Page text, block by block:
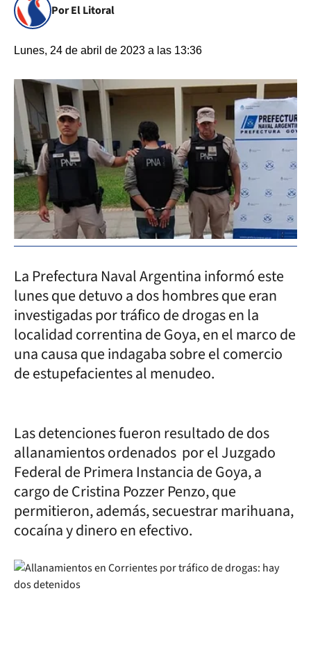
Por El Litoral
Lunes, 24 de abril de 2023 a las 13:36
La Prefectura Naval Argentina informó este
lunes que detuvo a dos hombres que eran
investigadas por tráfico de drogas en la
localidad correntina de Goya, en el marco de
una causa que indagaba sobre el comercio
de estupefacientes al menudeo.
Las detenciones fueron resultado de dos
allanamientos ordenados por el Juzgado
Federal de Primera Instancia de Goya, a
cargo de Cristina Pozzer Penzo, que
permitieron, además, secuestrar marihuana,
cocaína y dinero en efectivo.